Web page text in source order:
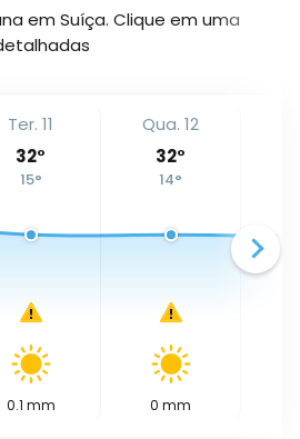
em Suíça. Clique em uma
Ter. 11
32°
15°
0.1 mm
Qua. 12
32°
14°
0 mm